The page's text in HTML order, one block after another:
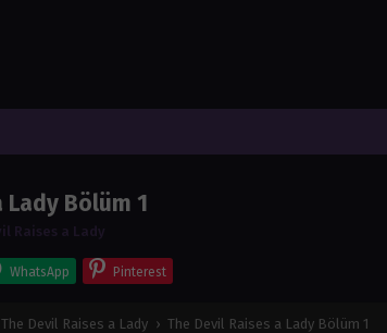
Lady Bölüm 1
Raises a Lady
WhatsApp Pinterest
The Devil Raises a Lady › The Devil Raises a Lady Bölüm 1